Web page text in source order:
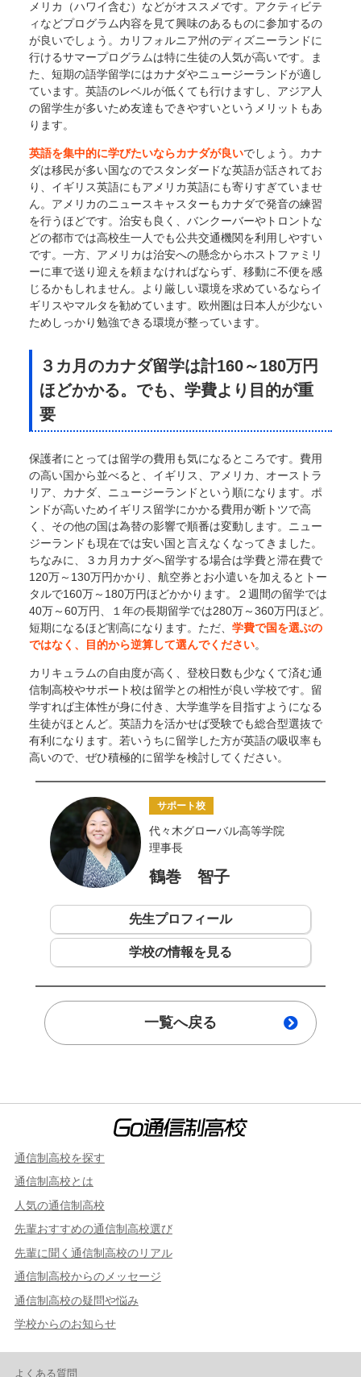
メリカ（ハワイ含む）などがオススメです。アクティビテ
ィなどプログラム内容を見て興味のあるものに参加するの
が良いでしょう。カリフォルニア州のディズニーランドに
行けるサマープログラムは特に生徒の人気が高いです。ま
た、短期の語学留学にはカナダやニュージーランドが適し
ています。英語のレベルが低くても行けますし、アジア人
の留学生が多いため友達もできやすいというメリットもあ
ります。
英語を集中的に学びたいならカナダが良いでしょう。カナ
ダは移民が多い国なのでスタンダードな英語が話されてお
り、イギリス英語にもアメリカ英語にも寄りすぎていませ
ん。アメリカのニュースキャスターもカナダで発音の練習
を行うほどです。治安も良く、バンクーバーやトロントな
どの都市では高校生一人でも公共交通機関を利用しやすい
です。一方、アメリカは治安への懸念からホストファミリ
ーに車で送り迎えを頼まなければならず、移動に不便を感
じるかもしれません。より厳しい環境を求めているならイ
ギリスやマルタを勧めています。欧州圏は日本人が少ない
ためしっかり勉強できる環境が整っています。
３カ月のカナダ留学は計160～180万円
ほどかかる。でも、学費より目的が重
要
保護者にとっては留学の費用も気になるところです。費用
の高い国から並べると、イギリス、アメリカ、オーストラ
リア、カナダ、ニュージーランドという順になります。ポ
ンドが高いためイギリス留学にかかる費用が断トツで高
く、その他の国は為替の影響で順番は変動します。ニュー
ジーランドも現在では安い国と言えなくなってきました。
ちなみに、３カ月カナダへ留学する場合は学費と滞在費で
120万～130万円かかり、航空券とお小遣いを加えるとトー
タルで160万～180万円ほどかかります。２週間の留学では
40万～60万円、１年の長期留学では280万～360万円ほど。
短期になるほど割高になります。ただ、 学費で国を選ぶの
ではなく、目的から逆算して選んでください。
カリキュラムの自由度が高く、登校日数も少なくて済む通
信制高校やサポート校は留学との相性が良い学校です。留
学すれば主体性が身に付き、大学進学を目指すようになる
生徒がほとんど。英語力を活かせば受験でも総合型選抜で
有利になります。若いうちに留学した方が英語の吸収率も
高いので、ぜひ積極的に留学を検討してください。
サポート校
代々木グローバル高等学院
理事長
鶴巻 智子
先生プロフィール
学校の情報を見る
一覧へ戻る
通信制高校を探す
通信制高校とは
人気の通信制高校
先輩おすすめの通信制高校選び
先輩に聞く通信制高校のリアル
通信制高校からのメッセージ
通信制高校の疑問や悩み
学校からのお知らせ
よくある質問